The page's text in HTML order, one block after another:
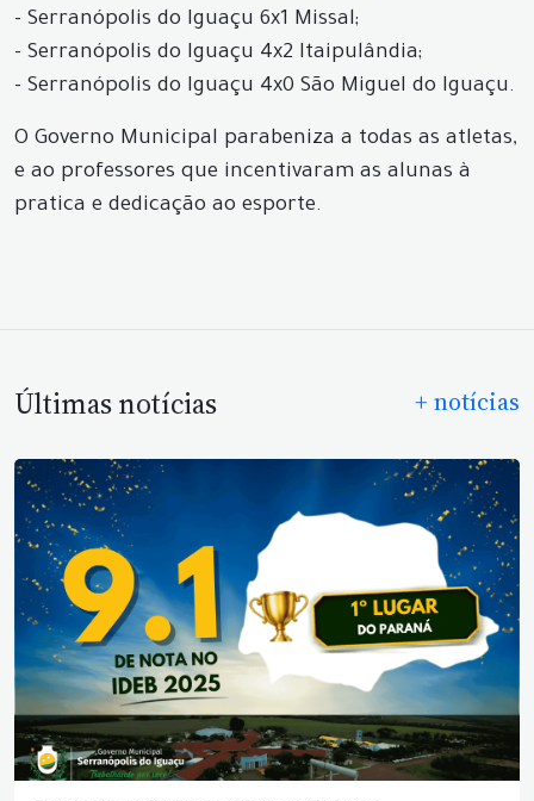
- Serranópolis do Iguaçu 6x1 Missal;
- Serranópolis do Iguaçu 4x2 Itaipulândia;
- Serranópolis do Iguaçu 4x0 São Miguel do Iguaçu.
O Governo Municipal parabeniza a todas as atletas,
e ao professores que incentivaram as alunas à
pratica e dedicação ao esporte.
Últimas notícias + notícias